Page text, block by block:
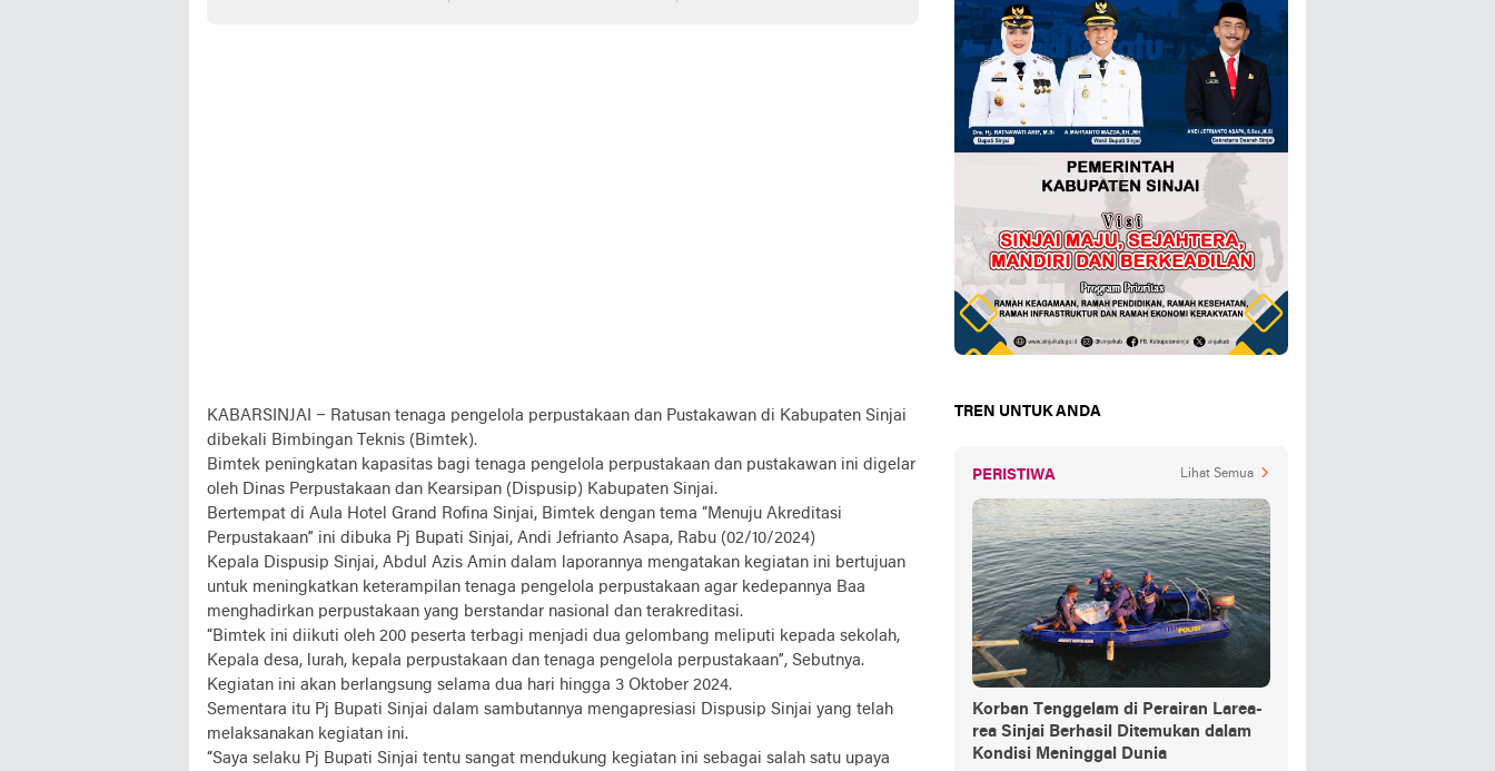
KABARSINJAI – Ratusan tenaga pengelola perpustakaan dan Pustakawan di Kabupaten Sinjai
dibekali Bimbingan Teknis (Bimtek).
Bimtek peningkatan kapasitas bagi tenaga pengelola perpustakaan dan pustakawan ini digelar
oleh Dinas Perpustakaan dan Kearsipan (Dispusip) Kabupaten Sinjai.
Bertempat di Aula Hotel Grand Rofina Sinjai, Bimtek dengan tema “Menuju Akreditasi
Perpustakaan” ini dibuka Pj Bupati Sinjai, Andi Jefrianto Asapa, Rabu (02/10/2024)
Kepala Dispusip Sinjai, Abdul Azis Amin dalam laporannya mengatakan kegiatan ini bertujuan
untuk meningkatkan keterampilan tenaga pengelola perpustakaan agar kedepannya Baa
menghadirkan perpustakaan yang berstandar nasional dan terakreditasi.
“Bimtek ini diikuti oleh 200 peserta terbagi menjadi dua gelombang meliputi kepada sekolah,
Kepala desa, lurah, kepala perpustakaan dan tenaga pengelola perpustakaan”, Sebutnya.
Kegiatan ini akan berlangsung selama dua hari hingga 3 Oktober 2024.
Sementara itu Pj Bupati Sinjai dalam sambutannya mengapresiasi Dispusip Sinjai yang telah
melaksanakan kegiatan ini.
“Saya selaku Pj Bupati Sinjai tentu sangat mendukung kegiatan ini sebagai salah satu upaya
TREN UNTUK ANDA
PERISTIWA Lihat Semua
Korban Tenggelam di Perairan Larea-
rea Sinjai Berhasil Ditemukan dalam
Kondisi Meninggal Dunia